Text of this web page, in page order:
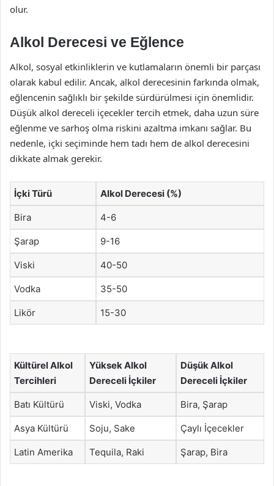
olur.
Alkol Derecesi ve Eğlence
Alkol, sosyal etkinliklerin ve kutlamaların önemli bir parçası
olarak kabul edilir. Ancak, alkol derecesinin farkında olmak,
eğlencenin sağlıklı bir şekilde sürdürülmesi için önemlidir.
Düşük alkol dereceli içecekler tercih etmek, daha uzun süre
eğlenme ve sarhoş olma riskini azaltma imkanı sağlar. Bu
nedenle, içki seçiminde hem tadı hem de alkol derecesini
dikkate almak gerekir.
İçki Türü Alkol Derecesi (%)
Bira 4-6
Şarap 9-16
Viski 40-50
Vodka 35-50
Likör 15-30
Kültürel Alkol
Tercihleri
Yüksek Alkol
Dereceli İçkiler
Düşük Alkol
Dereceli İçkiler
Batı Kültürü Viski, Vodka Bira, Şarap
Asya Kültürü Soju, Sake Çaylı İçecekler
Latin Amerika Tequila, Raki Şarap, Bira